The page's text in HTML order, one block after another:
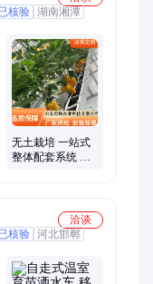
核验 湖南湘潭
无土栽培 一站式
整体配套系统 智
洽谈
核验 河北邯郸